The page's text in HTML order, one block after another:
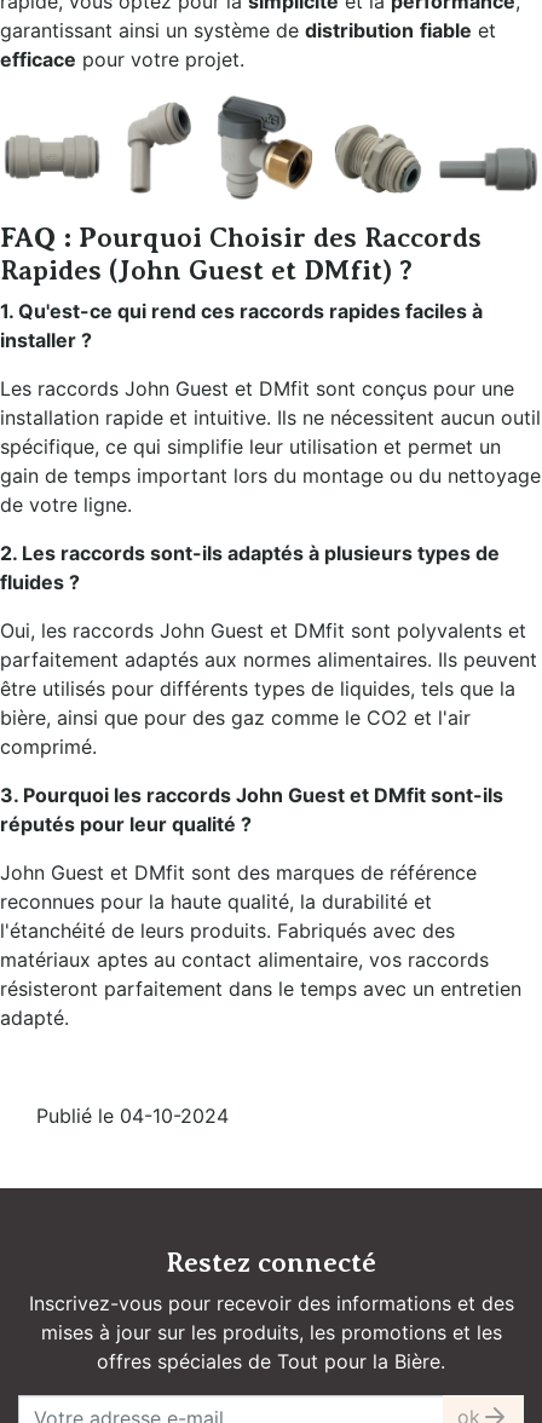
garantissant ainsi un système de distribution fiable et
efficace pour votre projet.
FAQ : Pourquoi Choisir des Raccords
Rapides (John Guest et DMfit) ?
1. Qu'est-ce qui rend ces raccords rapides faciles à
installer ?
Les raccords John Guest et DMfit sont conçus pour une
installation rapide et intuitive. Ils ne nécessitent aucun outil
spécifique, ce qui simplifie leur utilisation et permet un
gain de temps important lors du montage ou du nettoyage
de votre ligne.
2. Les raccords sont-ils adaptés à plusieurs types de
fluides ?
Oui, les raccords John Guest et DMfit sont polyvalents et
parfaitement adaptés aux normes alimentaires. Ils peuvent
être utilisés pour différents types de liquides, tels que la
bière, ainsi que pour des gaz comme le CO2 et l'air
comprimé.
3. Pourquoi les raccords John Guest et DMfit sont-ils
réputés pour leur qualité ?
John Guest et DMfit sont des marques de référence
reconnues pour la haute qualité, la durabilité et
l'étanchéité de leurs produits. Fabriqués avec des
matériaux aptes au contact alimentaire, vos raccords
résisteront parfaitement dans le temps avec un entretien
adapté.
Publié le 04-10-2024
Restez connecté
Inscrivez-vous pour recevoir des informations et des
mises à jour sur les produits, les promotions et les
offres spéciales de Tout pour la Bière.
ok